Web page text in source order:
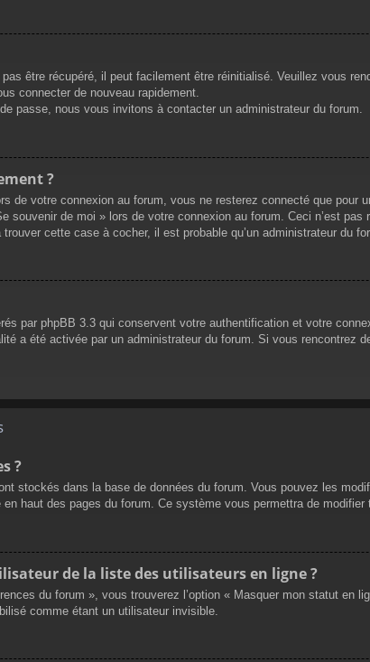
être récupéré, il peut facilement être réinitialisé. Veuillez vous
connecter de nouveau rapidement.
passe, nous vous invitons à contacter un administrateur du forum.
?
votre connexion au forum, vous ne resterez connecté que pour
souvenir de moi » lors de votre connexion au forum. Ceci n’est
cette case à cocher, il est probable qu’un administrateur du
par phpBB 3.3 qui conservent votre authentification et votre
a été activée par un administrateur du forum. Si vous rencontrez
?
stockés dans la base de données du forum. Vous pouvez les
haut des pages du forum. Ce système vous permettra de
de la liste des utilisateurs en ligne ?
du forum », vous trouverez l’option « Masquer mon statut
comme étant un utilisateur invisible.